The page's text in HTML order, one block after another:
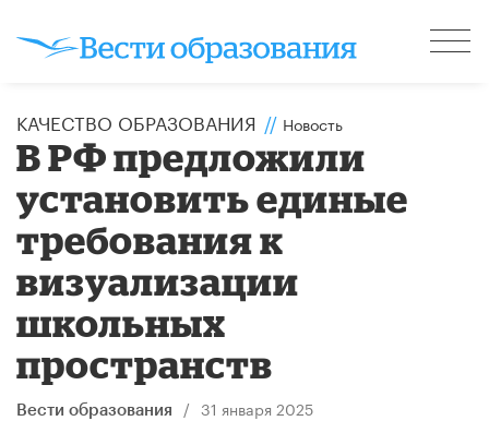
КАЧЕСТВО ОБРАЗОВАНИЯ // Новость
В РФ предложили
установить единые
требования к
визуализации
школьных
пространств
Вести образования / 31 января 2025